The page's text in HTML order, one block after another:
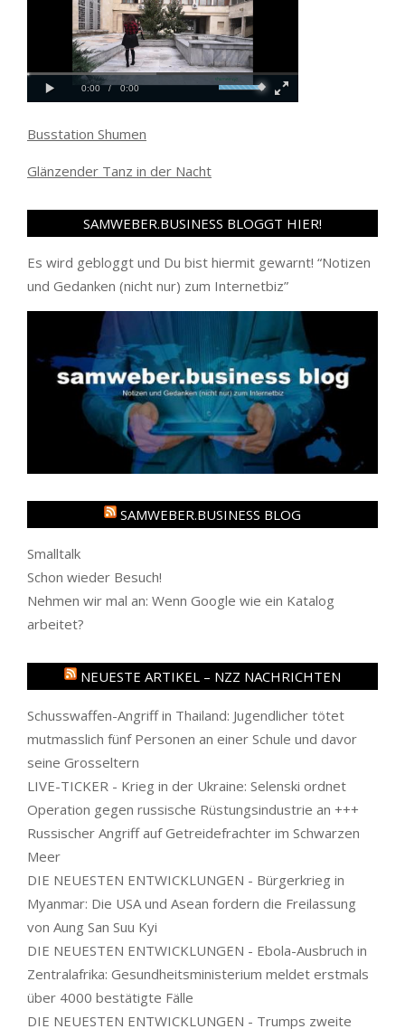
Busstation Shumen
Glänzender Tanz in der Nacht
SAMWEBER.BUSINESS BLOGGT HIER!
Es wird gebloggt und Du bist hiermit gewarnt! “Notizen
und Gedanken (nicht nur) zum Internetbiz”
SAMWEBER.BUSINESS BLOG
Smalltalk
Schon wieder Besuch!
Nehmen wir mal an: Wenn Google wie ein Katalog
arbeitet?
NEUESTE ARTIKEL – NZZ NACHRICHTEN
Schusswaffen-Angriff in Thailand: Jugendlicher tötet
mutmasslich fünf Personen an einer Schule und davor
seine Grosseltern
LIVE-TICKER - Krieg in der Ukraine: Selenski ordnet
Operation gegen russische Rüstungsindustrie an +++
Russischer Angriff auf Getreidefrachter im Schwarzen
Meer
DIE NEUESTEN ENTWICKLUNGEN - Bürgerkrieg in
Myanmar: Die USA und Asean fordern die Freilassung
von Aung San Suu Kyi
DIE NEUESTEN ENTWICKLUNGEN - Ebola-Ausbruch in
Zentralafrika: Gesundheitsministerium meldet erstmals
über 4000 bestätigte Fälle
DIE NEUESTEN ENTWICKLUNGEN - Trumps zweite